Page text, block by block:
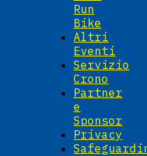
Run
Bike
Altri
Eventi
Servizio
Crono
Partner
e
Sponsor
Privacy